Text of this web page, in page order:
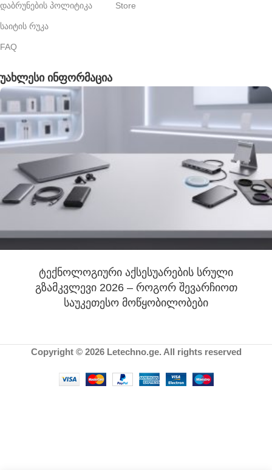
დაბრუნების პოლიტიკა
საიტის რუკა
FAQ
Store
უახლესი ინფორმაცია
ტექნოლოგიური აქსესუარების სრული
გზამკვლევი 2026 – როგორ შევარჩიოთ
საუკეთესო მოწყობილობები
Copyright © 2026 Letechno.ge. All rights reserved